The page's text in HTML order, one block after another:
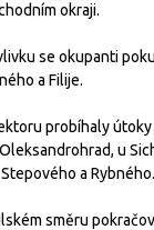
okraji.
se okupanti
a Filije.
probíhaly útoky
u
a Rybného.
směru